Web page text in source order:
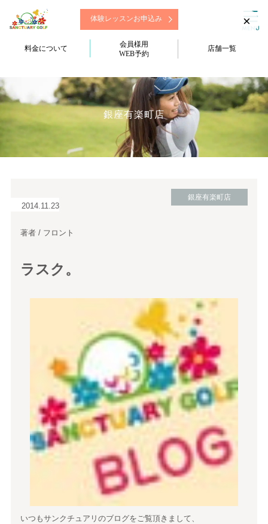
体験レッスンお申込み
料金について
会員様用
WEB予約
店舗一覧
銀座有楽町店
2014.11.23
銀座有楽町店
著者 / フロント
ラスク。
いつもサンクチュアリのブログをご覧頂きまして、
×